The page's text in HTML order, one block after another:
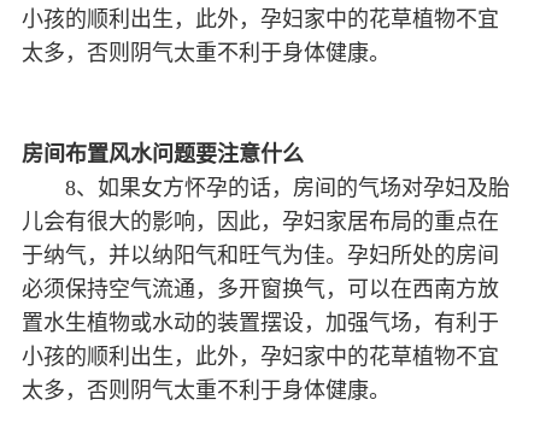
小孩的顺利出生，此外，孕妇家中的花草植物不宜
太多，否则阴气太重不利于身体健康。
房间布置风水问题要注意什么
8、如果女方怀孕的话，房间的气场对孕妇及胎
儿会有很大的影响，因此，孕妇家居布局的重点在
于纳气，并以纳阳气和旺气为佳。孕妇所处的房间
必须保持空气流通，多开窗换气，可以在西南方放
置水生植物或水动的装置摆设，加强气场，有利于
小孩的顺利出生，此外，孕妇家中的花草植物不宜
太多，否则阴气太重不利于身体健康。